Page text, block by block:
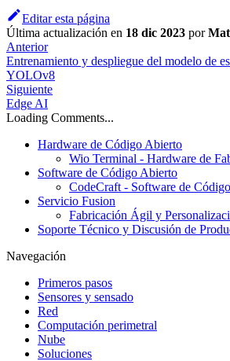
Editar esta página
Última actualización en 18 dic 2023 por
Anterior
Entrenamiento y despliegue del modelo de
YOLOv8
Siguiente
Edge AI
Loading Comments...
Hardware de Código Abierto
Wio Terminal - Hardware de
Software de Código Abierto
CodeCraft - Software de
Servicio Fusion
Fabricación Ágil y
Soporte Técnico y Discusión de
Navegación
Primeros pasos
Sensores y sensado
Red
Computación perimetral
Nube
Soluciones